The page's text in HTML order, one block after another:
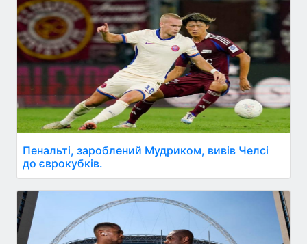
Пенальті, зароблений Мудриком, вивів Челсі
до єврокубків.